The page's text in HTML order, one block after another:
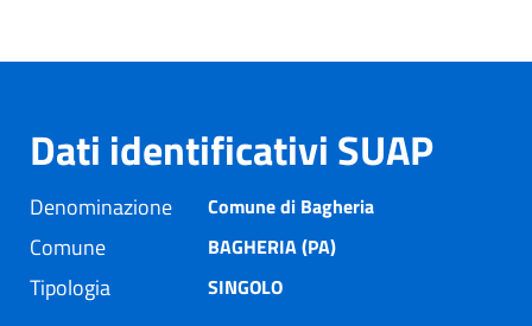
Dati identificativi SUAP
Denominazione Comune di Bagheria
Comune BAGHERIA (PA)
Tipologia SINGOLO